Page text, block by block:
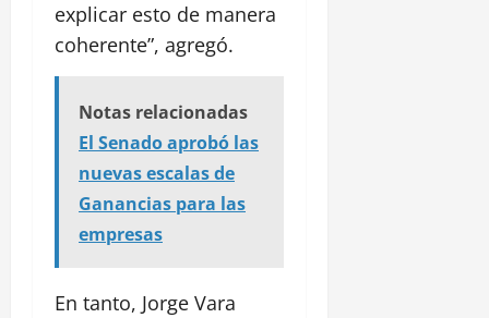
explicar esto de manera
coherente”, agregó.
Notas relacionadas
El Senado aprobó las
nuevas escalas de
Ganancias para las
empresas
En tanto, Jorge Vara